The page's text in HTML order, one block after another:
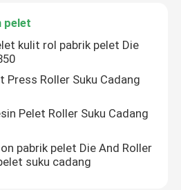
(Penghancur Kayu Biomas)
pelet
kulit rol pabrik pelet Die
Press Roller Suku Cadang
Pelet Roller Suku Cadang
pabrik pelet Die And Roller
suku cadang